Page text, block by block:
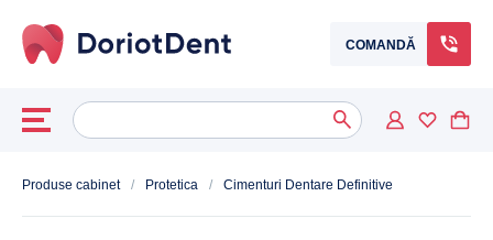
COMANDĂ
Caută
după:When autocomplete results are available use up and down
Produse cabinet / Protetica / Cimenturi Dentare Definitive